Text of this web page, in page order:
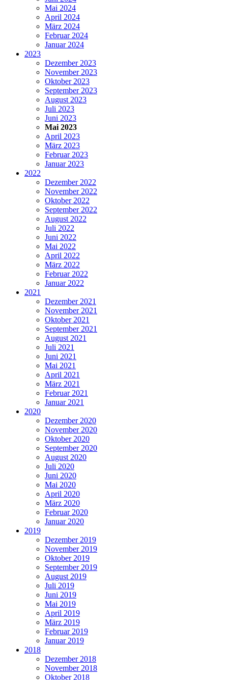
Mai 2024
April 2024
März 2024
Februar 2024
Januar 2024
2023
Dezember 2023
November 2023
Oktober 2023
September 2023
August 2023
Juli 2023
Juni 2023
Mai 2023
April 2023
März 2023
Februar 2023
Januar 2023
2022
Dezember 2022
November 2022
Oktober 2022
September 2022
August 2022
Juli 2022
Juni 2022
Mai 2022
April 2022
März 2022
Februar 2022
Januar 2022
2021
Dezember 2021
November 2021
Oktober 2021
September 2021
August 2021
Juli 2021
Juni 2021
Mai 2021
April 2021
März 2021
Februar 2021
Januar 2021
2020
Dezember 2020
November 2020
Oktober 2020
September 2020
August 2020
Juli 2020
Juni 2020
Mai 2020
April 2020
März 2020
Februar 2020
Januar 2020
2019
Dezember 2019
November 2019
Oktober 2019
September 2019
August 2019
Juli 2019
Juni 2019
Mai 2019
April 2019
März 2019
Februar 2019
Januar 2019
2018
Dezember 2018
November 2018
Oktober 2018